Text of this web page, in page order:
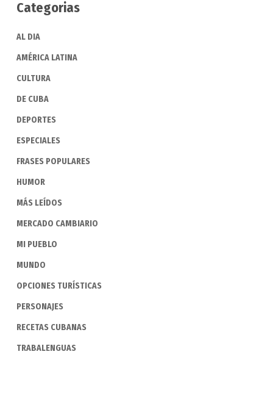
Categorias
AL DIA
AMÉRICA LATINA
CULTURA
DE CUBA
DEPORTES
ESPECIALES
FRASES POPULARES
HUMOR
MÁS LEÍDOS
MERCADO CAMBIARIO
MI PUEBLO
MUNDO
OPCIONES TURÍSTICAS
PERSONAJES
RECETAS CUBANAS
TRABALENGUAS